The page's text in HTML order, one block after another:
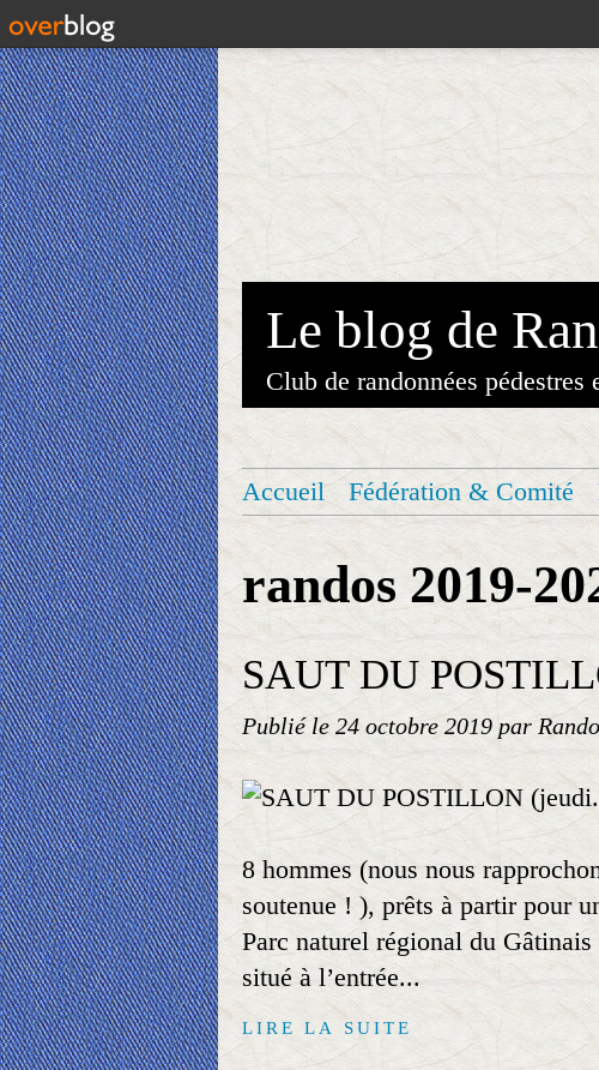
Le blog de
Club de randonnées pédestres
Accueil Fédération & Comité
randos 2019-
SAUT DU
Publié le 24 octobre 2019 par
8 hommes (nous nous
soutenue ! ), prêts à partir pour
Parc naturel régional du
situé à l’entrée...
LIRE LA SUITE